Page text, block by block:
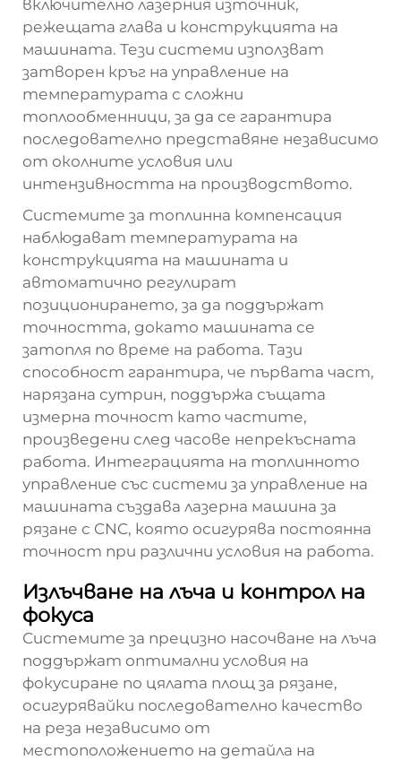
включително лазерния източник,
режещата глава и конструкцията на
машината. Тези системи използват
затворен кръг на управление на
температурата с сложни
топлообменници, за да се гарантира
последователно представяне независимо
от околните условия или
интензивността на производството.
Системите за топлинна компенсация
наблюдават температурата на
конструкцията на машината и
автоматично регулират
позиционирането, за да поддържат
точността, докато машината се
затопля по време на работа. Тази
способност гарантира, че първата част,
нарязана сутрин, поддържа същата
измерна точност като частите,
произведени след часове непрекъсната
работа. Интеграцията на топлинното
управление със системи за управление на
машината създава лазерна машина за
рязане с CNC, която осигурява постоянна
точност при различни условия на работа.
Излъчване на лъча и контрол на
фокуса
Системите за прецизно насочване на лъча
поддържат оптимални условия на
фокусиране по цялата площ за рязане,
осигурявайки последователно качество
на реза независимо от
местоположението на детайла на